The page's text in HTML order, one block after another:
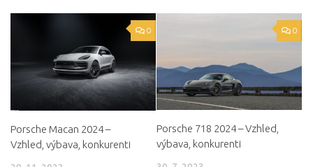
0
Porsche Macan 2024 –
Vzhled, výbava, konkurenti
0
Porsche 718 2024 – Vzhled,
výbava, konkurenti